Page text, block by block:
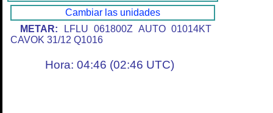
Cambiar las unidades
METAR: LFLU 061800Z AUTO 01014KT
CAVOK 31/12 Q1016
Hora: 04:46 (02:46 UTC)